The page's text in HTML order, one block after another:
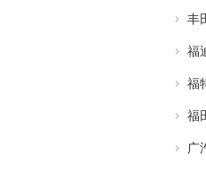
丰
福
福
福
广